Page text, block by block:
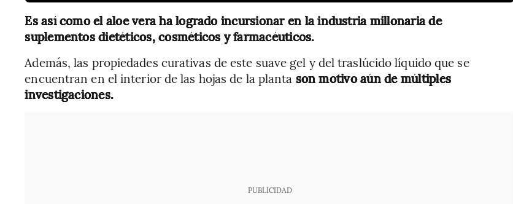
Es así como el aloe vera ha logrado incursionar en la industria millonaria de
suplementos dietéticos, cosméticos y farmacéuticos.
Además, las propiedades curativas de este suave gel y del traslúcido líquido que se
encuentran en el interior de las hojas de la planta son motivo aún de múltiples
investigaciones.
PUBLICIDAD